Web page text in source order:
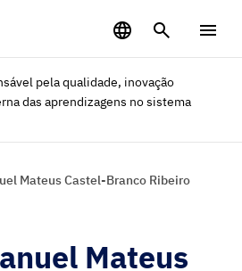
pela qualidade, inovação
das aprendizagens no sistema
Mateus Castel-Branco Ribeiro
Mateus